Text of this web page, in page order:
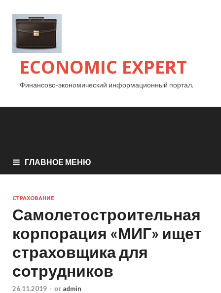
ECONOMIC EXPERT
Финансово-экономический информационный портал.
ГЛАВНОЕ МЕНЮ
СТРАХОВАНИЕ
Самолетостроительная
корпорация «МИГ» ищет
страховщика для
сотрудников
26.11.2019 - от admin